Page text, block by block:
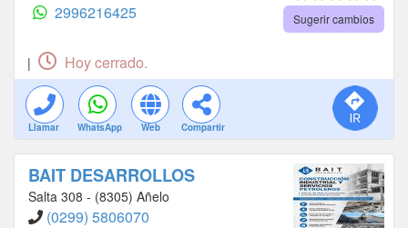
2996216425
Sugerir cambios
| Hoy cerrado.
Llamar WhatsApp Web Compartir
BAIT DESARROLLOS
Salta 308 - (8305) Añelo
(0299) 5806070